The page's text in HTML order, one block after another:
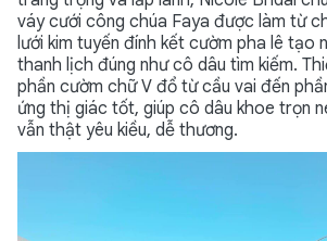
váy cưới công chúa Faya được làm từ
lưới kim tuyến đính kết cườm pha lê tạo
thanh lịch đúng như cô dâu tìm kiếm.
phần cườm chữ V đổ từ cầu vai đến
ứng thị giác tốt, giúp cô dâu khoe trọn
vẫn thật yêu kiều, dễ thương.